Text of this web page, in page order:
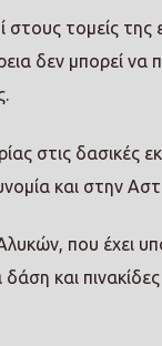
τομείς
δεν μπορεί να
στις δασικές
και στην
που έχει
και